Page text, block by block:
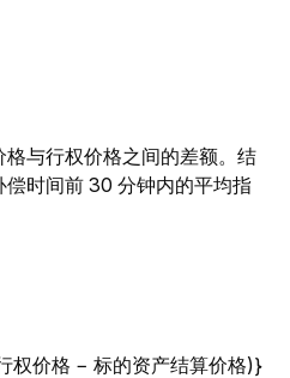
与行权价格之间的差额。结
时间前 30 分钟内的平均指
权价格 − 标的资产结算价格)}